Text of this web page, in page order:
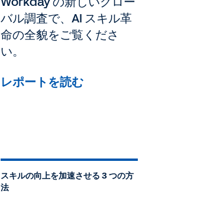
バル調査で、AI スキル革
命の全貌をご覧くださ
い。
レポートを読む
スキルの向上を加速させる 3 つの方
法